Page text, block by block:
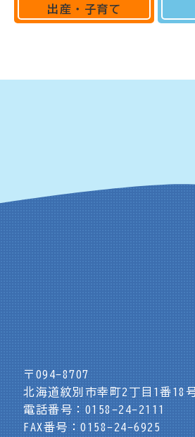
出産・子育て
〒094-8707
北海道紋別市幸町2丁目1番18
電話番号：0158-24-2111
FAX番号：0158-24-6925